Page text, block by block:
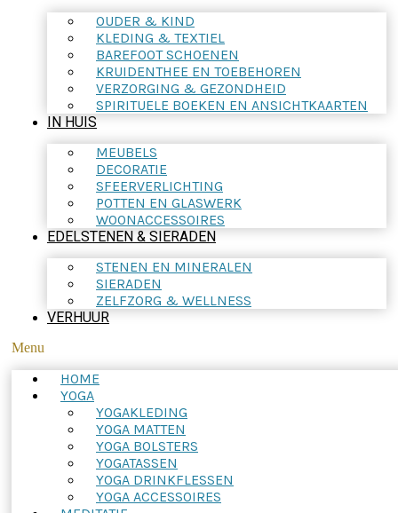
OUDER & KIND
KLEDING & TEXTIEL
BAREFOOT SCHOENEN
KRUIDENTHEE EN TOEBEHOREN
VERZORGING & GEZONDHEID
SPIRITUELE BOEKEN EN ANSICHTKAARTEN
IN HUIS
MEUBELS
DECORATIE
SFEERVERLICHTING
POTTEN EN GLASWERK
WOONACCESSOIRES
EDELSTENEN & SIERADEN
STENEN EN MINERALEN
SIERADEN
ZELFZORG & WELLNESS
VERHUUR
Menu
HOME
YOGA
YOGAKLEDING
YOGA MATTEN
YOGA BOLSTERS
YOGATASSEN
YOGA DRINKFLESSEN
YOGA ACCESSOIRES